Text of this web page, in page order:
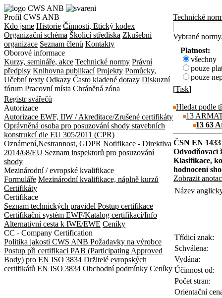
Profil CWS ANB
Kdo jsme Historie Činnosti, Etický kodex
Organizační schéma Školicí střediska Zkušební
organizace Seznam členů Kontakty
Oborové informace
Kurzy, semináře, akce Technické normy Právní
předpisy Knihovna publikací Projekty Pomůcky,
Učební texty Odkazy Často kladené dotazy Diskuzní
fórum Pracovní místa Chráněná zóna
Registr svářečů
Autorizace
Autorizace EWF, IIW / Akreditace/Zrušené certifikáty
Oprávněná osoba pro posuzování shody stavebních
konstrukcí dle EU 305/2011 (CPR)
Oznámení,Nestrannost, GDPR Notifikace - Direktiva
2014/68/EU Seznam inspektorů pro posuzování
shody
Mezinárodní / evropské kvalifikace
Formuláře Mezinárodní kvalifikace, náplně kurzů
Certifikáty
Certifikace
Seznam technických pravidel Postup certifikace
Certifikační systém EWF/Katalog certifikací/Info
Alternativní cesta k IWE/EWE Ceníky
CC - Company Certification
Politika jakosti CWS ANB Požadavky na výrobce
Postup při certifikaci PAB (Participating Approved
Body) pro EN ISO 3834 Držitelé evropských
certifikátů EN ISO 3834 Obchodní podmínky Ceníky
Technické
Vybrané
Platnost:
všechny
pouze
pouze
[Tisk]
Hledat podle
13
13 63
ČSN EN 1433
Odvodňovací
Klasifikace,
hodnocení
Zobrazit
Název
Třídicí znak:
Schválena:
Vydána:
Účinnost od:
Počet stran:
Orientační